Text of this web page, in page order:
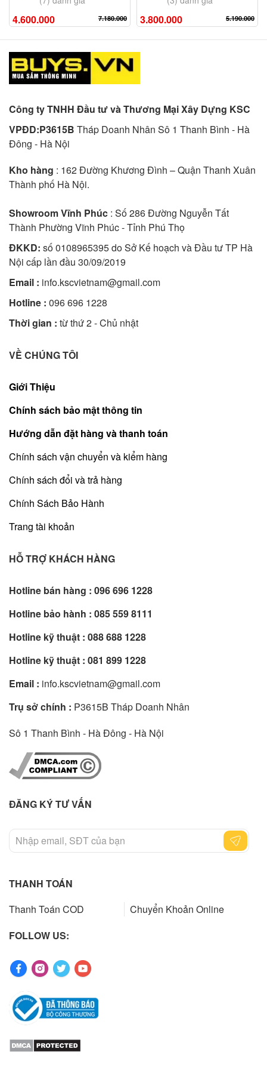
4.600.000 7.180.000 3.800.000 5.190.000
Công ty TNHH Đầu tư và Thương Mại Xây Dựng KSC
VPĐD:P3615B Tháp Doanh Nhân Sô 1 Thanh Bình - Hà
Đông - Hà Nội
Kho hàng : 162 Đường Khương Đình – Quận Thanh Xuân
Thành phố Hà Nội.
Showroom Vĩnh Phúc : Số 286 Đường Nguyễn Tất
Thành Phường Vĩnh Phúc - Tỉnh Phú Thọ
ĐKKD: số 0108965395 do Sở Kế hoạch và Đầu tư TP Hà
Nội cấp lần đầu 30/09/2019
Email : info.kscvietnam@gmail.com
Hotline : 096 696 1228
Thời gian : từ thứ 2 - Chủ nhật
VỀ CHÚNG TÔI
Giới Thiệu
Chính sách bảo mật thông tin
Hướng dẫn đặt hàng và thanh toán
Chính sách vận chuyển và kiểm hàng
Chính sách đổi và trả hàng
Chính Sách Bảo Hành
Trang tài khoản
HỖ TRỢ KHÁCH HÀNG
Hotline bán hàng : 096 696 1228
Hotline bảo hành : 085 559 8111
Hotline kỹ thuật : 088 688 1228
Hotline kỹ thuật : 081 899 1228
Email : info.kscvietnam@gmail.com
Trụ sở chính : P3615B Tháp Doanh Nhân
Sô 1 Thanh Bình - Hà Đông - Hà Nội
ĐĂNG KÝ TƯ VẤN
THANH TOÁN
Thanh Toán COD
Chuyển Khoản Online
FOLLOW US: